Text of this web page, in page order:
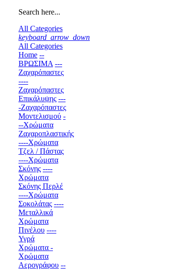
Search here...
All Categories
keyboard_arrow_down
All Categories
Home --
ΒΡΩΣΙΜΑ ---
Ζαχαρόπαστες
----
Ζαχαρόπαστες
Επικάλυψης ---
-Ζαχαρόπαστες
Μοντελισμού -
--Χρώματα
Ζαχαροπλαστικής
----Χρώματα
Τζελ / Πάστας
----Χρώματα
Σκόνης ----
Χρώματα
Σκόνης Περλέ
----Χρώματα
Σοκολάτας ----
Μεταλλικά
Χρώματα
Πινέλου ----
Υγρά
Χρώματα -
Χρώματα
Αερογράφου --